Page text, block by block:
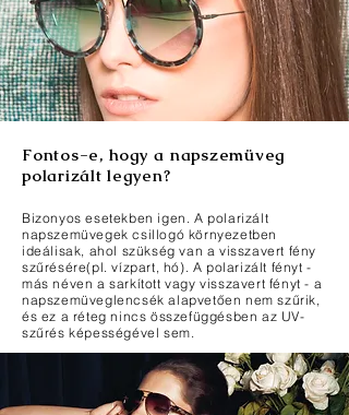
Fontos-e, hogy a napszemüveg
polarizált legyen?
Bizonyos esetekben igen. A polarizált
napszemüvegek csillogó környezetben
ideálisak, ahol szükség van a visszavert fény
szűrésére(pl. vízpart, hó). A polarizált fényt -
más néven a sarkított vagy visszavert fényt - a
napszemüveglencsék alapvetően nem szűrik,
és ez a réteg nincs összefüggésben az UV-
szűrés képességével sem.